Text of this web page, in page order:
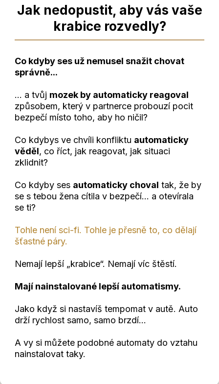
Jak nedopustit, aby vás vaše
krabice rozvedly?
Co kdyby ses už nemusel snažit chovat
správně...
… a tvůj mozek by automaticky reagoval
způsobem, který v partnerce probouzí pocit
bezpečí místo toho, aby ho ničil?
Co kdybys ve chvíli konfliktu automaticky
věděl, co říct, jak reagovat, jak situaci
zklidnit?
Co kdyby ses automaticky choval tak, že by
se s tebou žena cítila v bezpečí... a otevírala
se ti?
Tohle není sci-fi. Tohle je přesně to, co dělají
šťastné páry.
Nemají lepší „krabice“. Nemají víc štěstí.
Mají nainstalované lepší automatismy.
Jako když si nastavíš tempomat v autě. Auto
drží rychlost samo, samo brzdí…
A vy si můžete podobné automaty do vztahu
nainstalovat taky.